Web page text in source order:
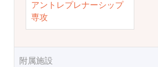
アントレプレナーシップ
専攻
附属施設